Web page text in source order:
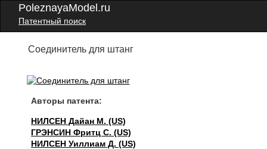
PoleznayaModel.ru
Патентный поиск
Соединитель для штанг
Авторы патента:
НИЛСЕН Дайан М. (US)
ГРЭНСИН Фритц С. (US)
НИЛСЕН Уиллиам Д. (US)